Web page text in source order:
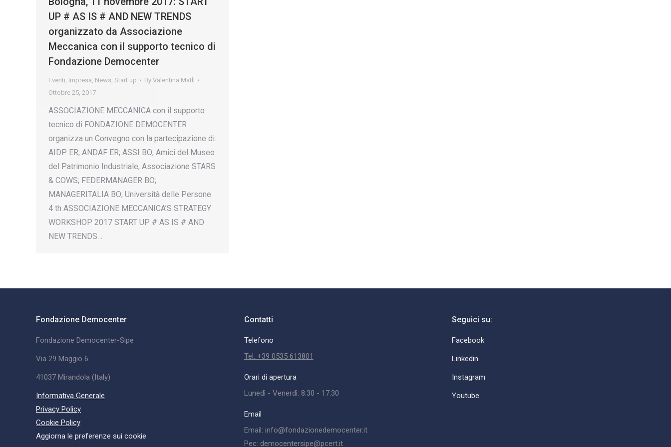
UP # AS IS # AND NEW TRENDS
organizzato da Associazione
Meccanica con il supporto tecnico di
Fondazione Democenter
Eventi, Impresa, News, Start up By Valentina Matli
Ottobre 25, 2017
ASSOCIAZIONE MECCANICA con il supporto
tecnico di FONDAZIONE DEMOCENTER
organizza un Convegno con la partecipazione di:
AIDP ER; ANDAF ER; ASSI BO; Amici del Museo
del Patrimonio Industriale; Associazione STARS
& COWS; FEDERMANAGER BO;
MANAGERITALIA BO; Università delle Persone
4 th ASSOCIAZIONE MECCANICA’S STRATEGY
WORKSHOP 2017 START UP # AS IS # AND
NEW TRENDS…
Fondazione Democenter
Fondazione Democenter-Sipe
Via 29 Maggio 6
41037 Mirandola (Italy)
Informativa Generale
Privacy Policy
Cookie Policy
Aggiorna le preferenze sui cookie
Contatti
Telefono
Tel: +39 0535 613801
Orari di apertura
Lunedì - Venerdì: 8.30 - 17.30
Email
Email: info@fondazionedemocenter.it
Pec: democentersipe@pcert.it
Seguici su:
Facebook
Linkedin
Instagram
Youtube